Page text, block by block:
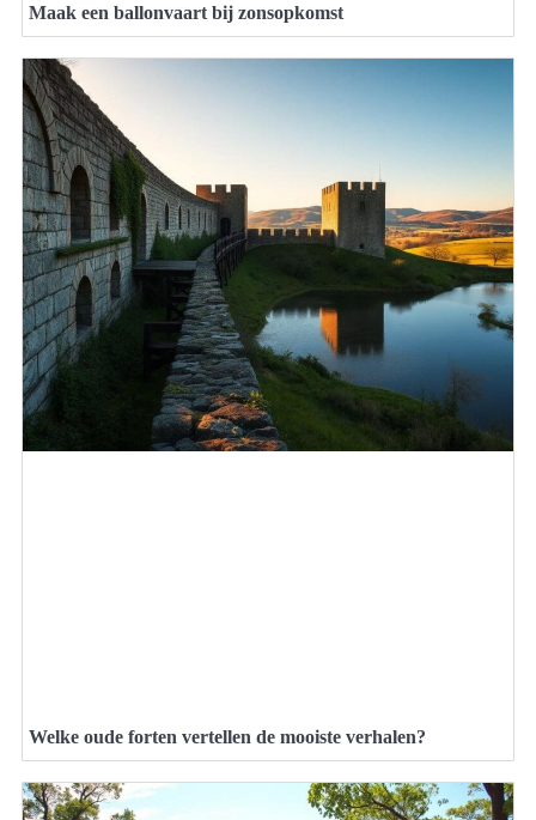
Maak een ballonvaart bij zonsopkomst
Welke oude forten vertellen de mooiste verhalen?